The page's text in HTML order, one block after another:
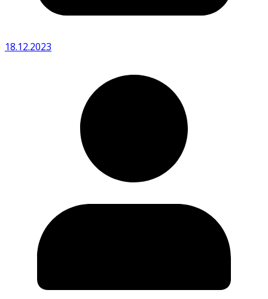
18.12.2023